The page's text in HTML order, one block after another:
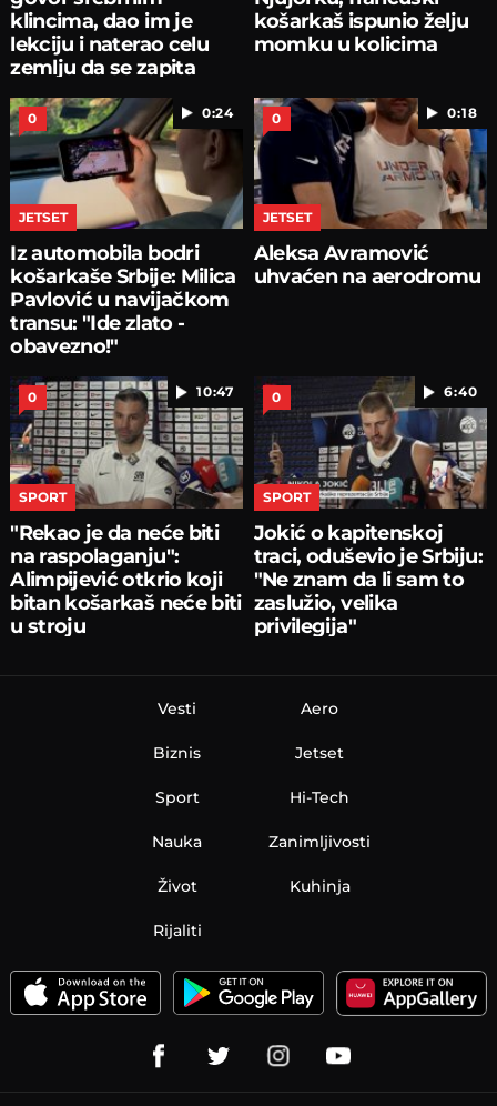
klincima, dao im je
lekciju i naterao celu
zemlju da se zapita
košarkaš ispunio želju
momku u kolicima
0:24
0
JETSET
Iz automobila bodri
košarkaše Srbije: Milica
Pavlović u navijačkom
transu: "Ide zlato -
obavezno!"
0:18
0
JETSET
Aleksa Avramović
uhvaćen na aerodromu
10:47
0
SPORT
"Rekao je da neće biti
na raspolaganju":
Alimpijević otkrio koji
bitan košarkaš neće biti
u stroju
6:40
0
SPORT
Jokić o kapitenskoj
traci, oduševio je Srbiju:
"Ne znam da li sam to
zaslužio, velika
privilegija"
Vesti
Biznis
Sport
Nauka
Aero
Jetset
Hi-Tech
Zanimljivosti
Život Kuhinja
Rijaliti